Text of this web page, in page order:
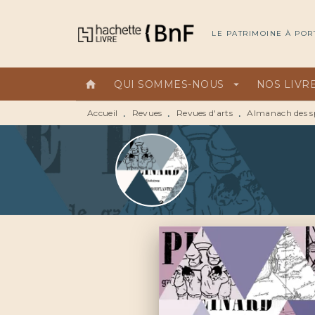
MENU RECHERCHE
LE PATRIMOINE À
home QUI SOMMES-NOUS arrow_drop_down NOS
Accueil • Revues • Revues d'arts • Almanach des